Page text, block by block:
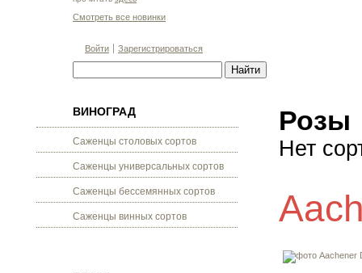
Смотреть все новинки
Войти Зарегистрироваться
ВИНОГРАД
Саженцы столовых сортов
Саженцы универсальных сортов
Саженцы бессемянных сортов
Саженцы винных сортов
Розы
Нет